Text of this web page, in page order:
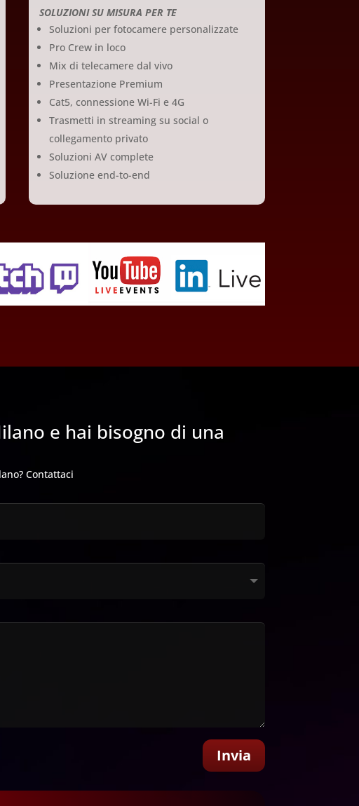
SOLUZIONI SU MISURA PER TE
Soluzioni per fotocamere personalizzate
Pro Crew in loco
Mix di telecamere dal vivo
Presentazione Premium
Cat5, connessione Wi-Fi e 4G
Trasmetti in streaming su social o
collegamento privato
Soluzioni AV complete
Soluzione end-to-end
e hai bisogno di una
Contattaci
Invia